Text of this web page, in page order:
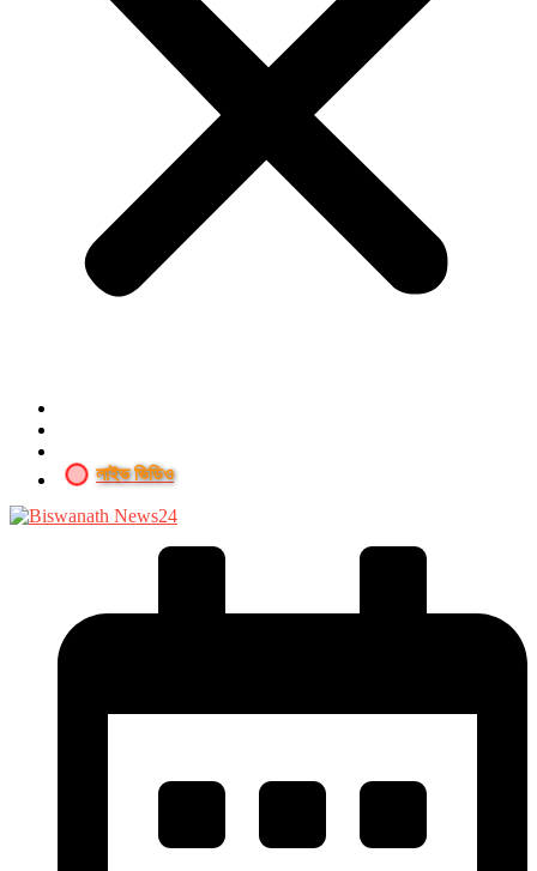
লাইভ ভিডিও